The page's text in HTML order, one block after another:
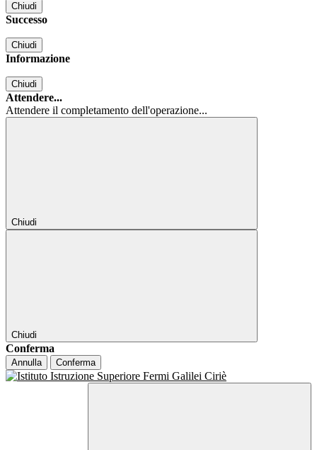
Chiudi
Successo
Chiudi
Informazione
Chiudi
Attendere...
Attendere il completamento dell'operazione...
Chiudi
Chiudi
Conferma
Annulla Conferma